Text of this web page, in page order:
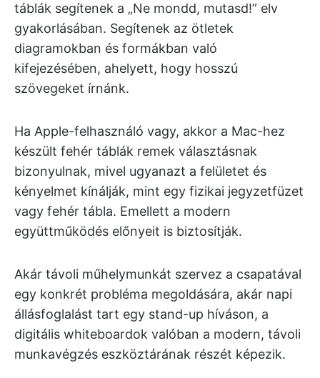
táblák segítenek a „Ne mondd, mutasd!” elv
gyakorlásában. Segítenek az ötletek
diagramokban és formákban való
kifejezésében, ahelyett, hogy hosszú
szövegeket írnánk.
Ha Apple-felhasználó vagy, akkor a Mac-hez
készült fehér táblák remek választásnak
bizonyulnak, mivel ugyanazt a felületet és
kényelmet kínálják, mint egy fizikai jegyzetfüzet
vagy fehér tábla. Emellett a modern
együttműködés előnyeit is biztosítják.
Akár távoli műhelymunkát szervez a csapatával
egy konkrét probléma megoldására, akár napi
állásfoglalást tart egy stand-up híváson, a
digitális whiteboardok valóban a modern, távoli
munkavégzés eszköztárának részét képezik.